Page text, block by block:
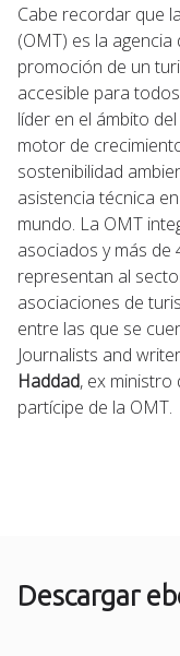
Cabe recordar que
(OMT) es la
promoción de un
accesible para
líder en el ámbito
motor de
sostenibilidad
asistencia técnica
mundo. La OMT
asociados y más de
representan al
asociaciones de
entre las que se
Journalists and
Haddad, ex ministro
partícipe de la OMT.
Descargar